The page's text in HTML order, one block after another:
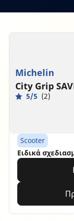
Michelin
City Grip
5/5 (2)
Scooter
Ειδικά